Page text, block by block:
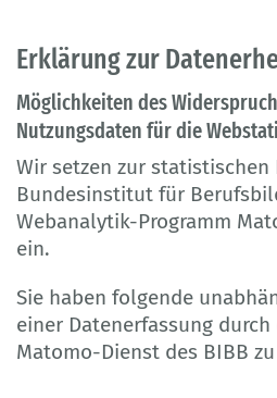
Erklärung zur
Möglichkeiten des
Nutzungsdaten für die
Wir setzen zur statistischen
Bundesinstitut für
Webanalytik-Programm
ein.
Sie haben folgende
einer Datenerfassung
Matomo-Dienst des BIBB